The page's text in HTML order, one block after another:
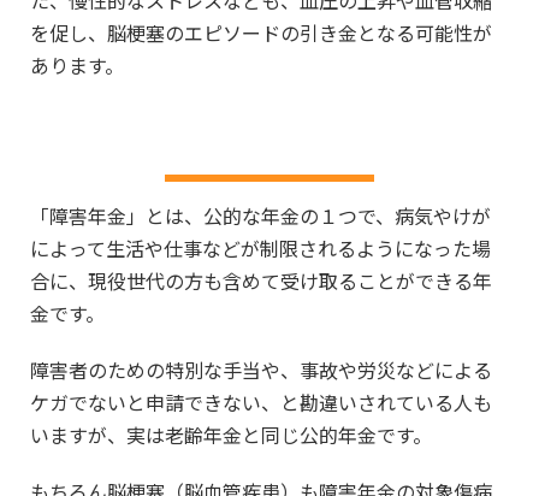
を促し、脳梗塞のエピソードの引き金となる可能性が
あります。
「障害年金」とは、公的な年金の１つで、病気やけが
によって生活や仕事などが制限されるようになった場
合に、現役世代の方も含めて受け取ることができる年
金です。
障害者のための特別な手当や、事故や労災などによる
ケガでないと申請できない、と勘違いされている人も
いますが、実は老齢年金と同じ公的年金です。